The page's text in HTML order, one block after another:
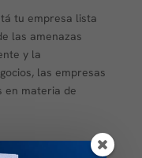
tu empresa lista
las amenazas
y la
las empresas
en materia de